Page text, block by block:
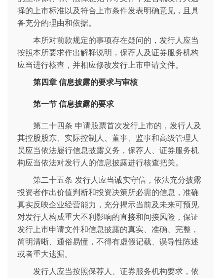
择的上市标准以及符合上市条件发表明确意见，且具
备充分的理由和依据。
本所对前款规定的事项存在疑问的，发行人应当
按照本所要求作出解释说明，保荐人及证券服务机构
应当进行核查，并相应修改发行上市申请文件。
第四章 信息披露的要求与审核
第一节 信息披露的要求
第二十四条 申请股票首次发行上市的，发行人及
其控股股东、实际控制人、董事、监事和高级管理人
员应当依法履行信息披露义务，保荐人、证券服务机
构应当依法对发行人的信息披露进行核查把关。
第二十五条 发行人应当诚实守信，依法充分披露
投资者作出价值判断和投资决策所必需的信息，准确
真实反映企业经营能力，充分揭示当前及未来可预见
对发行人构成重大不利影响的直接和间接风险，保证
发行上市申请文件和信息披露的真实、准确、完整，
简明清晰、通俗易懂，不得有虚假记载、误导性陈述
或者重大遗漏。
发行人应当按照保荐人、证券服务机构要求，依